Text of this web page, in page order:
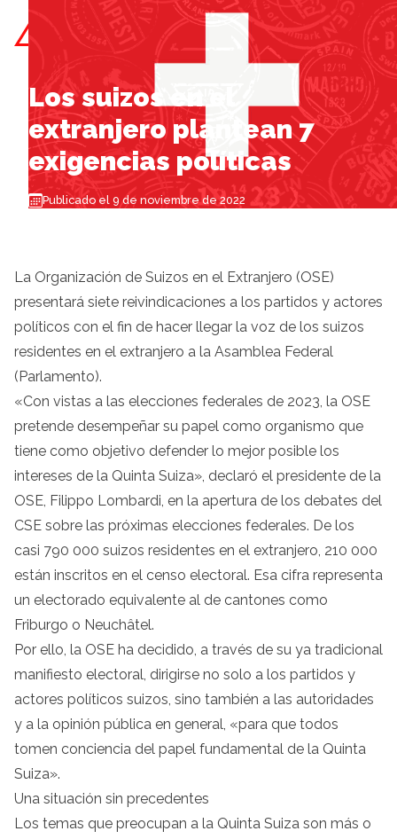
Skip to content
Los suizos en el
extranjero plantean 7
exigencias políticas
Publicado el 9 de noviembre de 2022
La Organización de Suizos en el Extranjero (OSE)
presentará siete reivindicaciones a los partidos y actores
políticos con el fin de hacer llegar la voz de los suizos
residentes en el extranjero a la Asamblea Federal
(Parlamento).
«Con vistas a las elecciones federales de 2023, la OSE
pretende desempeñar su papel como organismo que
tiene como objetivo defender lo mejor posible los
intereses de la Quinta Suiza», declaró el presidente de la
OSE, Filippo Lombardi, en la apertura de los debates del
CSE sobre las próximas elecciones federales. De los
casi 790 000 suizos residentes en el extranjero, 210 000
están inscritos en el censo electoral. Esa cifra representa
un electorado equivalente al de cantones como
Friburgo o Neuchâtel.
Por ello, la OSE ha decidido, a través de su ya tradicional
manifiesto electoral, dirigirse no solo a los partidos y
actores políticos suizos, sino también a las autoridades
y a la opinión pública en general, «para que todos
tomen conciencia del papel fundamental de la Quinta
Suiza».
Una situación sin precedentes
Los temas que preocupan a la Quinta Suiza son más o